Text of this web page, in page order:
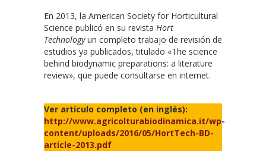
En 2013, la American Society for Horticultural
Science publicó en su revista Hort
Technologyun completo trabajo de revisión de
estudios ya publicados, titulado «The science
behind biodynamic preparations: a literature
review», que puede consultarse en internet.
Ver artículo completo (en inglés):
http://www.agricolturabiodinamica.it/wp-
content/uploads/2016/05/HortTech-BD-
article-2013.pdf